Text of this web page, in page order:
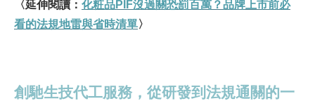
〈延伸閱讀： 化粧品PIF沒過關恐罰百萬？品牌上市前必
看的法規地雷與省時清單〉
創馳生技代工服務，從研發到法規通關的一